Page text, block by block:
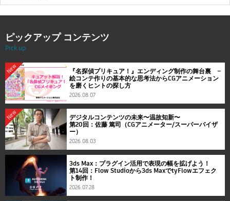
ピックアップ コンテンツ
Pick up
New
『名探偵プリキュア！』エンディング制作の舞台裏 ―
絵コンテ作りの基本的な思考法からCGアニメーション
を磨くヒントの探し方
2026.08.07
New
デジタルコンテンツの未来〜温故知新〜
第20回：佐藤 篤司（CGアニメーター/スーパーバイザ
ー）
2026.08.03
3ds Max：プラグイン活用で表現の幅を拡げよう！
第14回：Flow Studioから3ds MaxでtyFlowエフェク
ト制作！
2026.07.28